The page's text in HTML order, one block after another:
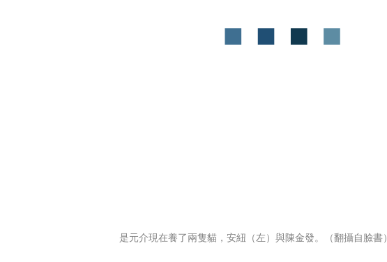
是元介現在養了兩隻貓，安紐（左）與陳金發。（翻攝自臉書）